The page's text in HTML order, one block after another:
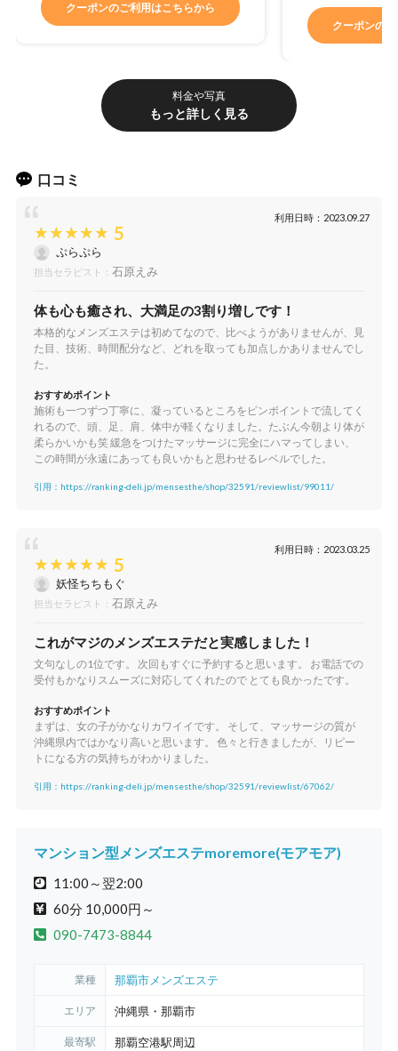
本指名料 2,000円
南風原・八重瀬・西原・与那原：3,000円
北谷・北中城・南城：5,000円
読谷・恩納村・名護：6,000〜円
クーポンのご利用はこちらから
クーポンの
料金や写真
もっと詳しく見る
口コミ
5
ぷらぷら
担当セラピスト： 石原えみ
利用日時：2023.09.27
体も心も癒され、大満足の3割り増しです！
本格的なメンズエステは初めてなので、比べようがありませんが、見
た目、技術、時間配分など、どれを取っても加点しかありませんでし
た。
おすすめポイント
施術も一つずつ丁寧に、凝っているところをピンポイントで流してく
れるので、頭、足、肩、体中が軽くなりました。たぶん今朝より体が
柔らかいかも笑 緩急をつけたマッサージに完全にハマってしまい、
この時間が永遠にあっても良いかもと思わせるレベルでした。
引用：https://ranking-deli.jp/mensesthe/shop/32591/reviewlist/99011/
5
妖怪ちちもぐ
担当セラピスト： 石原えみ
利用日時：2023.03.25
これがマジのメンズエステだと実感しました！
文句なしの1位です。 次回もすぐに予約すると思います。 お電話での
受付もかなりスムーズに対応してくれたので とても良かったです。
おすすめポイント
まずは、女の子がかなりカワイイです。 そして、マッサージの質が
沖縄県内ではかなり高いと思います。 色々と行きましたが、リピー
トになる方の気持ちがわかりました。
引用：https://ranking-deli.jp/mensesthe/shop/32591/reviewlist/67062/
マンション型メンズエステmoremore(モアモア)
11:00～翌2:00
60分 10,000円～
090-7473-8844
業種 那覇市メンズエステ
エリア 沖縄県・那覇市
最寄駅 那覇空港駅周辺